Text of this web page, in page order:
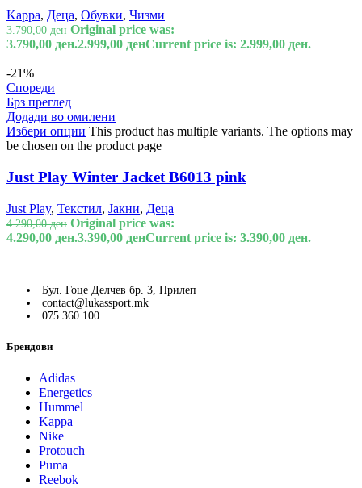
Kappa, Деца, Обувки, Чизми
3.790,00ден Original price was:
3.790,00 ден.2.999,00 денCurrent price is: 2.999,00 ден.
-21%
Спореди
Брз преглед
Додади во омилени
Избери опции This product has multiple variants. The options may
be chosen on the product page
Just Play Winter Jacket B6013 pink
Just Play, Текстил, Јакни, Деца
4.290,00ден Original price was:
4.290,00 ден.3.390,00 денCurrent price is: 3.390,00 ден.
Бул. Гоце Делчев бр. 3, Прилеп
contact@lukassport.mk
075 360 100
Брендови
Adidas
Energetics
Hummel
Kappa
Nike
Protouch
Puma
Reebok